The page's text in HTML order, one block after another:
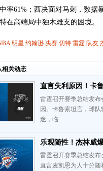
率61%；西决面对马刺，数据
在高端局中独木难支的困境。
明星 约翰逊 决赛 切特 雷霆 队友
相关动态
直言失利原因！卡
雷霆召开赛季总结发
因。卡鲁索坦言，球
迷，临 ……
乐观随性！杰林威
雷霆召开赛季总结发
直言麦凯恩为人十分